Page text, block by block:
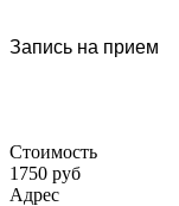
Запись на прием
Стоимость
1750 руб
Адрес